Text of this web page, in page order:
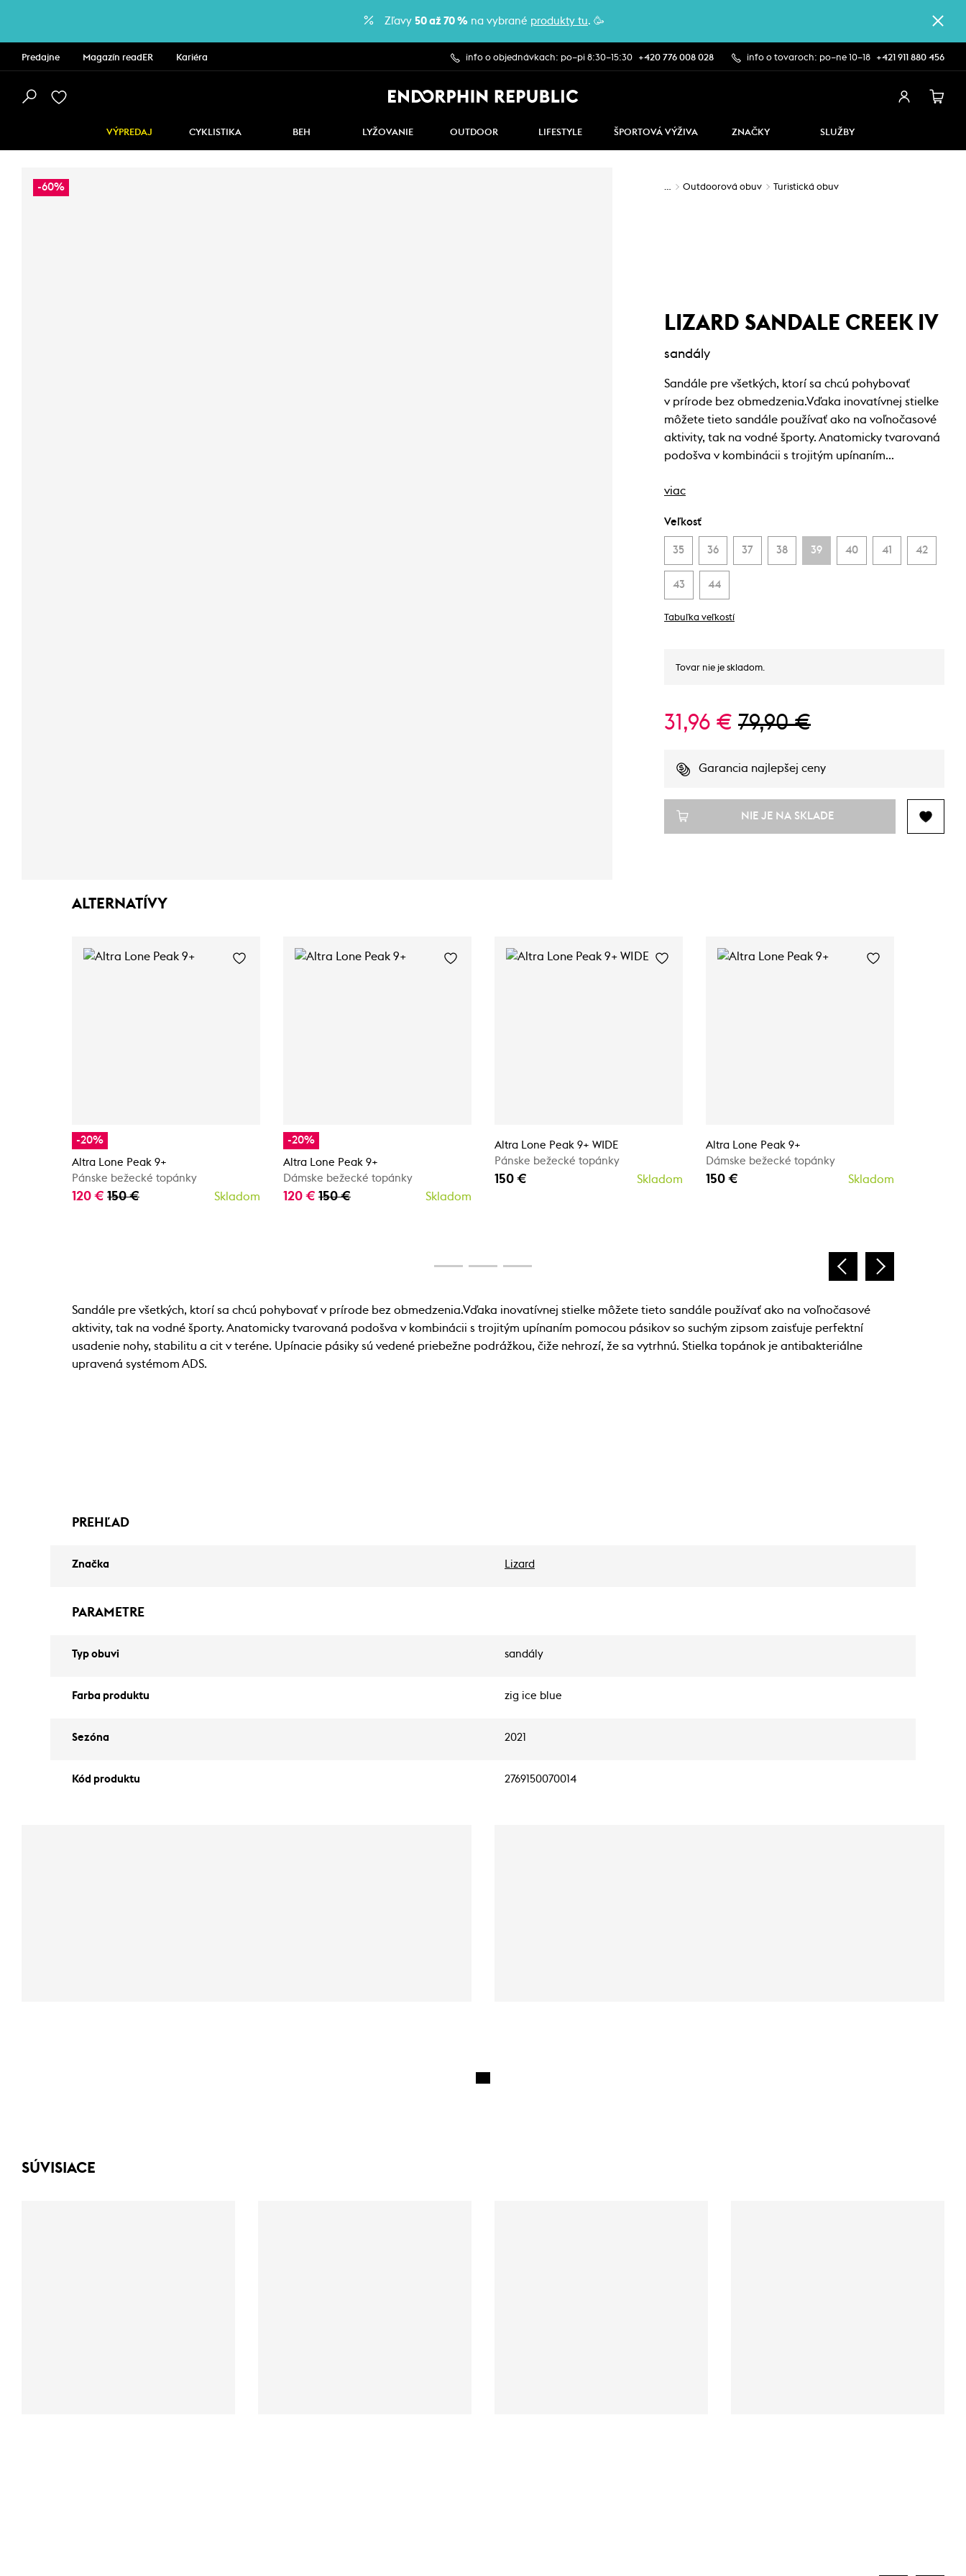
Zľavy 50 až 70 % na vybrané produkty tu. 🥳
Predajne Magazín readER Kariéra info o objednávkach: po–pi 8:30–15:30 +420 776 008 028 info o tovaroch: po–ne 10–18 +421 911 880 456
VÝPREDAJ CYKLISTIKA BEH LYŽOVANIE OUTDOOR LIFESTYLE ŠPORTOVÁ VÝŽIVA ZNAČKY SLUŽBY
-60% … Outdoorová obuv Turistická obuv
LIZARD SANDALE CREEK IV
sandály
Sandále pre všetkých, ktorí sa chcú pohybovať
v prírode bez obmedzenia.Vďaka inovatívnej stielke
môžete tieto sandále používať ako na voľnočasové
aktivity, tak na vodné športy. Anatomicky tvarovaná
podošva v kombinácii s trojitým upínaním…
viac
Veľkosť
35 36 37 38 39 40 41 42
43 44
Tabuľka veľkostí
Tovar nie je skladom.
31,96 € 79,90 €
Garancia najlepšej ceny
NIE JE NA SKLADE
ALTERNATÍVY
-20%
Altra Lone Peak 9+
Pánske bežecké topánky
120 € 150 € Skladom
-20%
Altra Lone Peak 9+
Dámske bežecké topánky
120 € 150 € Skladom
Altra Lone Peak 9+ WIDE
Pánske bežecké topánky
150 € Skladom
Altra Lone Peak 9+
Dámske bežecké topánky
150 € Skladom
Sandále pre všetkých, ktorí sa chcú pohybovať v prírode bez obmedzenia.Vďaka inovatívnej stielke môžete tieto sandále používať ako na voľnočasové
aktivity, tak na vodné športy. Anatomicky tvarovaná podošva v kombinácii s trojitým upínaním pomocou pásikov so suchým zipsom zaisťuje perfektní
usadenie nohy, stabilitu a cit v teréne. Upínacie pásiky sú vedené priebežne podrážkou, čiže nehrozí, že sa vytrhnú. Stielka topánok je antibakteriálne
upravená systémom ADS.
PREHĽAD
Značka Lizard
PARAMETRE
Typ obuvi sandály
Farba produktu zig ice blue
Sezóna 2021
Kód produktu 2769150070014
SÚVISIACE